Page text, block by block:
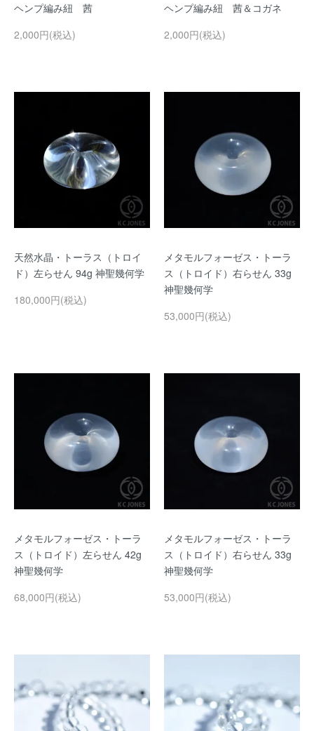
ヘンプ編み紐 茜
2,000円(税込)
ヘンプ編み紐 茜＆コガネ
2,000円(税込)
天然水晶・トーラス（トロイ
ド）左らせん 94g 神聖幾何学
180,000円(税込)
メタモルフォーゼス・トーラ
ス（トロイド）右らせん 33g
神聖幾何学
53,000円(税込)
メタモルフォーゼス・トーラ
ス（トロイド）左らせん 42g
神聖幾何学
68,000円(税込)
メタモルフォーゼス・トーラ
ス（トロイド）右らせん 33g
神聖幾何学
53,000円(税込)